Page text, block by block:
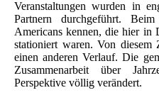
Veranstaltungen wurden in
Partnern durchgeführt.
Americans kennen, die hier in
stationiert waren. Von
einen anderen Verlauf. Die
Zusammenarbeit über
Perspektive völlig verändert.